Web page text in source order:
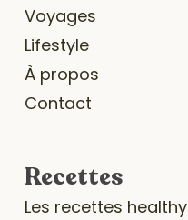
Voyages
Lifestyle
À propos
Contact
Recettes
Les recettes healthy